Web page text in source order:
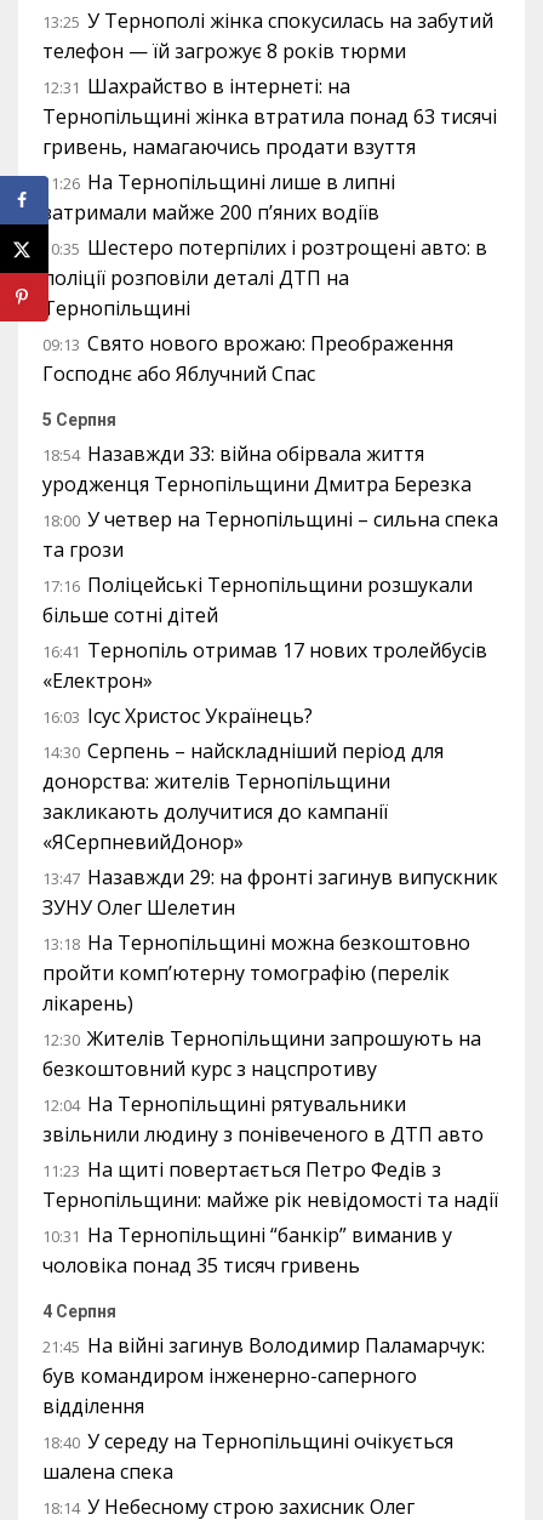
13:25 У Тернополі жінка спокусилась на забутий
телефон — їй загрожує 8 років тюрми
12:31 Шахрайство в інтернеті: на
Тернопільщині жінка втратила понад 63 тисячі
гривень, намагаючись продати взуття
11:26 На Тернопільщині лише в липні
затримали майже 200 п’яних водіїв
10:35 Шестеро потерпілих і розтрощені авто: в
поліції розповіли деталі ДТП на
Тернопільщині
09:13 Свято нового врожаю: Преображення
Господнє або Яблучний Спас
5 Серпня
18:54 Назавжди 33: війна обірвала життя
уродженця Тернопільщини Дмитра Березка
18:00 У четвер на Тернопільщині – сильна спека
та грози
17:16 Поліцейські Тернопільщини розшукали
більше сотні дітей
16:41 Тернопіль отримав 17 нових тролейбусів
«Електрон»
16:03 Ісус Христос Українець?
14:30 Серпень – найскладніший період для
донорства: жителів Тернопільщини
закликають долучитися до кампанії
«ЯСерпневийДонор»
13:47 Назавжди 29: на фронті загинув випускник
ЗУНУ Олег Шелетин
13:18 На Тернопільщині можна безкоштовно
пройти комп’ютерну томографію (перелік
лікарень)
12:30 Жителів Тернопільщини запрошують на
безкоштовний курс з нацспротиву
12:04 На Тернопільщині рятувальники
звільнили людину з понівеченого в ДТП авто
11:23 На щиті повертається Петро Федів з
Тернопільщини: майже рік невідомості та надії
10:31 На Тернопільщині “банкір” виманив у
чоловіка понад 35 тисяч гривень
4 Серпня
21:45 На війні загинув Володимир Паламарчук:
був командиром інженерно-саперного
відділення
18:40 У середу на Тернопільщині очікується
шалена спека
18:14 У Небесному строю захисник Олег